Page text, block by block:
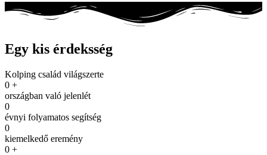
Egy kis érdeksség
Kolping család világszerte
0 +
országban való jelenlét
0
évnyi folyamatos segítség
0
kiemelkedő eremény
0 +